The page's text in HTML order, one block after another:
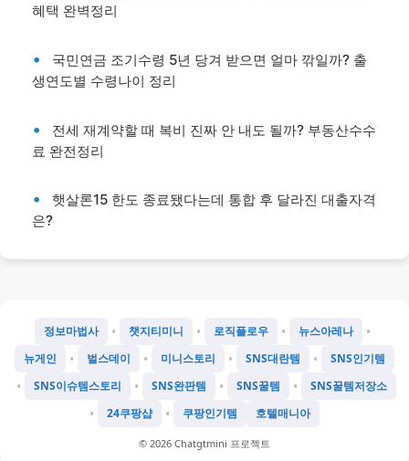
혜택 완벽정리
국민연금 조기수령 5년 당겨 받으면 얼마 깎일까? 출
생연도별 수령나이 정리
전세 재계약할 때 복비 진짜 안 내도 될까? 부동산수수
료 완전정리
햇살론15 한도 종료됐다는데 통합 후 달라진 대출자격
은?
정보마법사 • 챗지티미니 • 로직플로우 • 뉴스아레나 •
뉴게인 • 벌스데이 • 미니스토리 • SNS대란템 • SNS인기템
• SNS이슈템스토리 • SNS완판템 • SNS꿀템 • SNS꿀템저장소
• 24쿠팡샵 • 쿠팡인기템 호텔매니아
© 2026 Chatgtmini 프로젝트